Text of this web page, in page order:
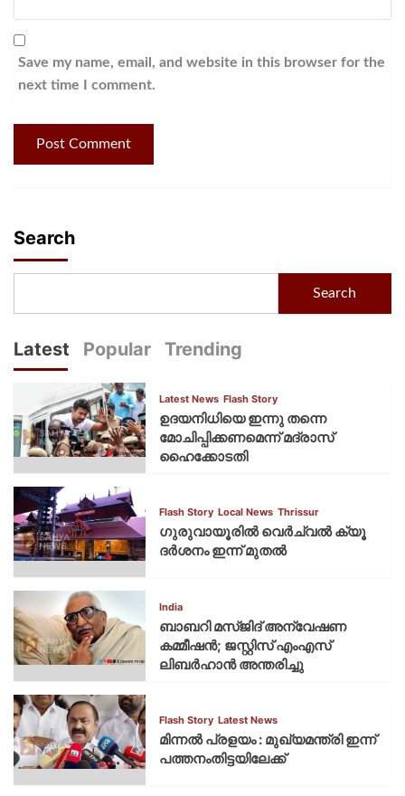
Save my name, email, and website in this browser for the
next time I comment.
Search
Search
Latest Popular Trending
Latest News Flash Story
ഉദയനിധിയെ ഇന്നു തന്നെ
മോചിപ്പിക്കണമെന്ന് മദ്രാസ്
ഹൈക്കോടതി
Flash Story Local News Thrissur
ഗുരുവായൂരില്‍ വെര്‍ച്വല്‍ ക്യൂ
ദര്‍ശനം ഇന്ന് മുതല്‍
India
ബാബറി മസ്ജിദ് അന്വേഷണ
കമ്മീഷന്‍; ജസ്റ്റിസ് എംഎസ്
ലിബര്‍ഹാന്‍ അന്തരിച്ചു
Flash Story Latest News
മിന്നല്‍ പ്രളയം : മുഖ്യമന്ത്രി ഇന്ന്
പത്തനംതിട്ടയിലേക്ക്